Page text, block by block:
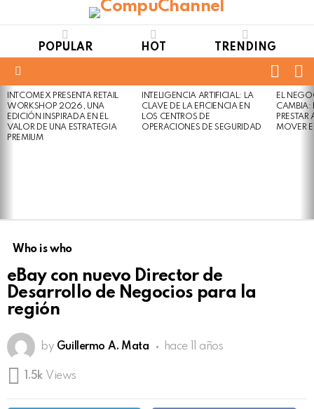
POPULAR HOT TRENDING
LATEST
STORIES
INTCOMEX PRESENTA RETAIL
WORKSHOP 2026, UNA
EDICIÓN INSPIRADA EN EL
VALOR DE UNA ESTRATEGIA
PREMIUM
INTELIGENCIA ARTIFICIAL: LA
CLAVE DE LA EFICIENCIA EN
LOS CENTROS DE
OPERACIONES DE SEGURIDAD
EL
CAMBIA:
MOVER
Who is who
eBay con nuevo Director de
Desarrollo de Negocios para la
región
by Guillermo A. Mata hace 11 años
1.5k Views